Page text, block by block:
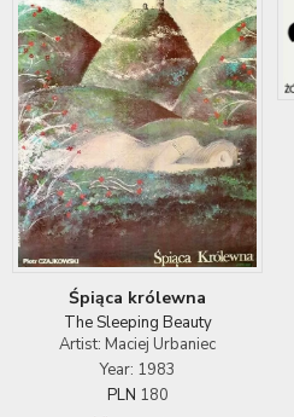
Śpiąca królewna
The Sleeping Beauty
Artist: Maciej Urbaniec
Year: 1983
PLN 180